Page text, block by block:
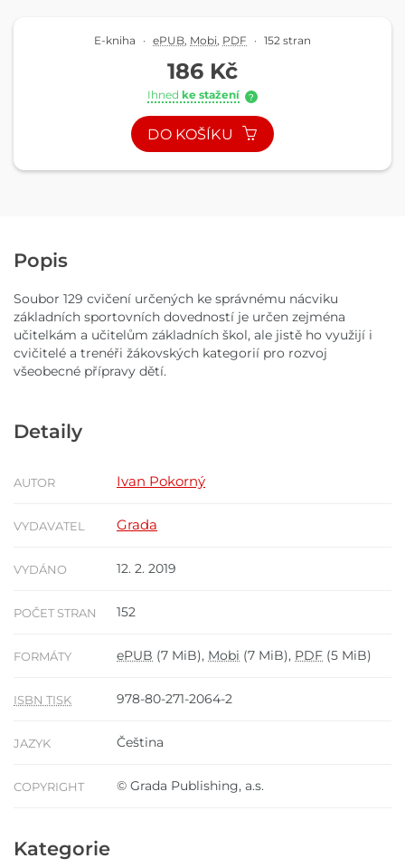
E-kniha · ePUB Mobi PDF · 152 stran
186 Kč
Ihned ke stažení ?
DO KOŠÍKU
Popis
Soubor 129 cvičení určených ke správnému nácviku
základních sportovních dovedností je určen zejména
učitelkám a učitelům základních škol, ale jistě ho využijí i
cvičitelé a trenéři žákovských kategorií pro rozvoj
všeobecné přípravy dětí.
Detaily
AUTOR Ivan Pokorný
VYDAVATEL Grada
VYDÁNO 12. 2. 2019
POČET STRAN 152
FORMÁTY ePUB (7 MiB), Mobi (7 MiB), PDF (5 MiB)
ISBN TISK 978-80-271-2064-2
JAZYK Čeština
COPYRIGHT © Grada Publishing, a.s.
Kategorie